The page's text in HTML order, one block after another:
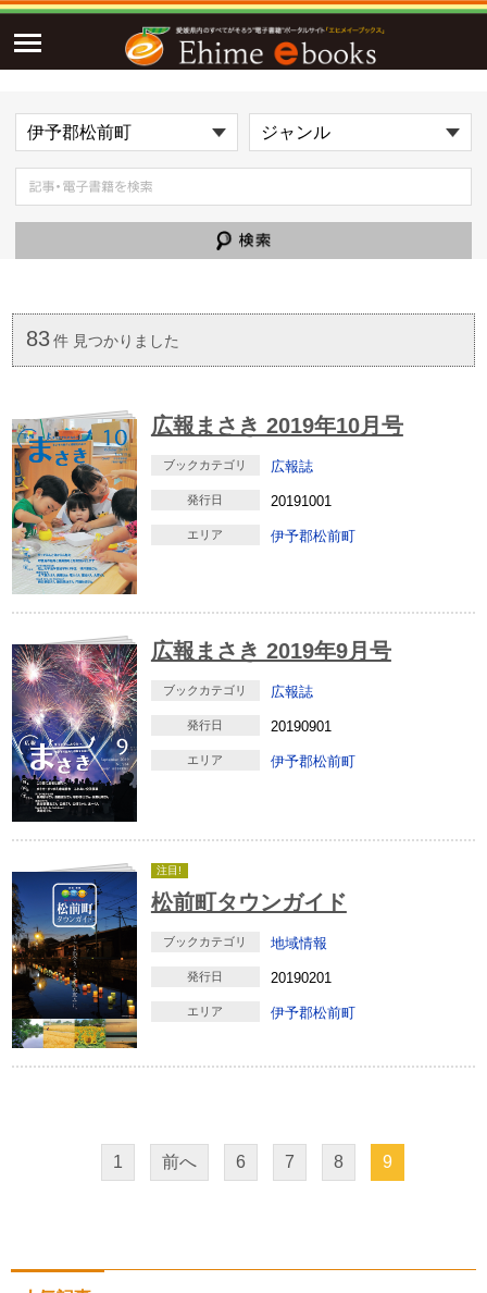
83 件 見つかりました
広報まさき 2019年10月号
ブックカテゴリ 広報誌
発行日 20191001
エリア 伊予郡松前町
広報まさき 2019年9月号
ブックカテゴリ 広報誌
発行日 20190901
エリア 伊予郡松前町
注目!
松前町タウンガイド
ブックカテゴリ 地域情報
発行日 20190201
エリア 伊予郡松前町
1 前へ 6 7 8 9